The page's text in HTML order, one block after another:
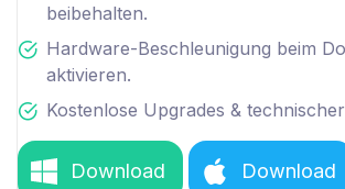
beibehalten.
Hardware-Beschleunigung beim
aktivieren.
Kostenlose Upgrades &
Download Download